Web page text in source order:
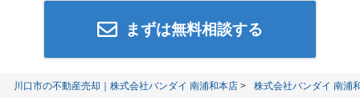
まずは無料相談する
川口市の不動産売却｜株式会社バンダイ 南浦和本店 株式会社バンダイ 南浦